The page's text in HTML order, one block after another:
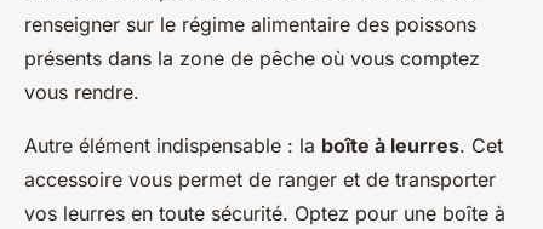
renseigner sur le régime alimentaire des poissons
présents dans la zone de pêche où vous comptez
vous rendre.
Autre élément indispensable : la boîte à leurres. Cet
accessoire vous permet de ranger et de transporter
vos leurres en toute sécurité. Optez pour une boîte à